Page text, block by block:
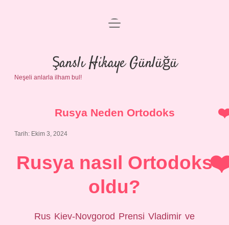
Anasayfa
Gizlilik Politikası
menüyü
Şanslı Hikaye Günlüğü
Neşeli anlarla ilham bul!
Rusya Neden Ortodoks
Tarih: Ekim 3, 2024
Rusya nasıl Ortodoks
oldu?
Rus Kiev-Novgorod Prensi Vladimir ve